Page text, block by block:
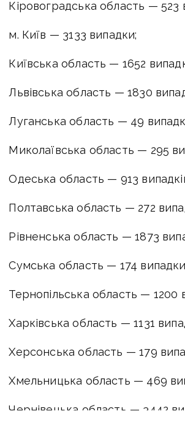
Кіровоградська область — 523
м. Київ — 3133 випадки;
Київська область — 1652
Львівська область — 1830
Луганська область — 49
Миколаївська область — 295
Одеська область — 913
Полтавська область — 272
Рівненська область — 1873
Сумська область — 174
Тернопільська область — 1200
Харківська область — 1131
Херсонська область — 179
Хмельницька область — 469
Чернівецька область — 3442